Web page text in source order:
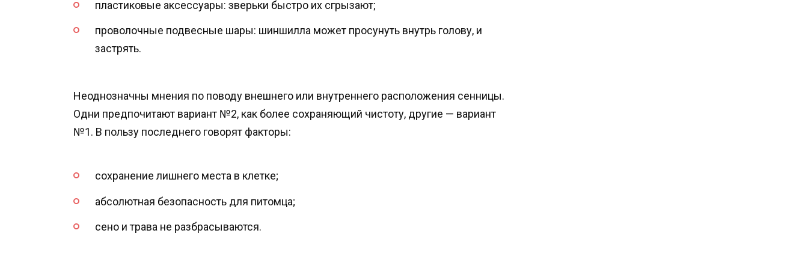
пластиковые аксессуары: зверьки быстро их сгрызают;
проволочные подвесные шары: шиншилла может просунуть внутрь голову, и
застрять.
Неоднозначны мнения по поводу внешнего или внутреннего расположения сенницы.
Одни предпочитают вариант №2, как более сохраняющий чистоту, другие — вариант
№1. В пользу последнего говорят факторы:
сохранение лишнего места в клетке;
абсолютная безопасность для питомца;
сено и трава не разбрасываются.